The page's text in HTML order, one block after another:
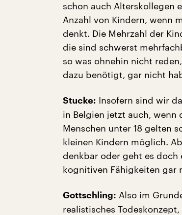
schon auch Alterskollegen
Anzahl von Kindern, wenn
denkt. Die Mehrzahl der
die sind schwerst
so was ohnehin nicht
dazu benötigt, gar nicht
Stucke: Insofern sind wir
in Belgien jetzt auch, wenn
Menschen unter 18 gelten
kleinen Kindern möglich.
denkbar oder geht es doch
kognitiven Fähigkeiten gar
Gottschling: Also im
realistisches